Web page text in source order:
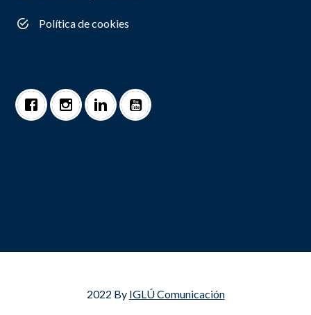
Política de cookies
2022 By IGLÚ Comunicación